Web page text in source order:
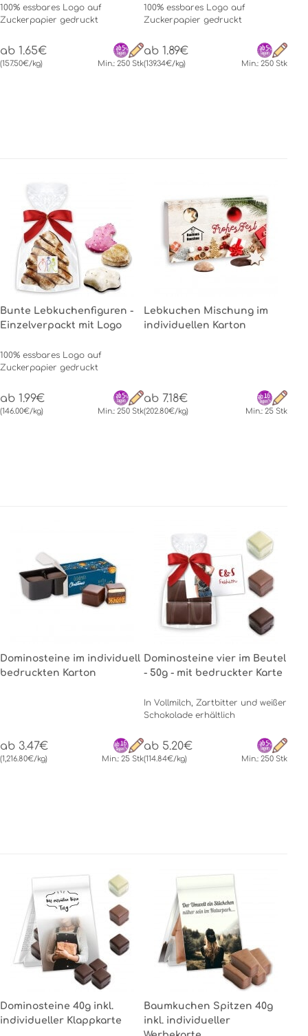
100% essbares Logo auf
Zuckerpapier gedruckt
ab 1.65€
(157.50€/kg) Min.: 250 Stk
100% essbares Logo auf
Zuckerpapier gedruckt
ab 1.89€
(139.34€/kg) Min.: 250 Stk
Bunte Lebkuchenfiguren -
Einzelverpackt mit Logo
100% essbares Logo auf
Zuckerpapier gedruckt
ab 1.99€
(146.00€/kg) Min.: 250 Stk
Lebkuchen Mischung im
individuellen Karton
ab 7.18€
(202.80€/kg) Min.: 25 Stk
Dominosteine im individuell
bedruckten Karton
ab 3.47€
(1,216.80€/kg) Min.: 25 Stk
Dominosteine vier im Beutel
- 50g - mit bedruckter Karte
In Vollmilch, Zartbitter und weißer
Schokolade erhältlich
ab 5.20€
(114.84€/kg) Min.: 250 Stk
Dominosteine 40g inkl.
individueller Klappkarte
Baumkuchen Spitzen 40g
inkl. individueller